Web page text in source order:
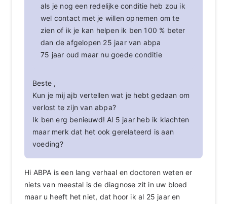
als je nog een redelijke conditie heb zou ik
wel contact met je willen opnemen om te
zien of ik je kan helpen ik ben 100 % beter
dan de afgelopen 25 jaar van abpa
75 jaar oud maar nu goede conditie
Beste ,
Kun je mij ajb vertellen wat je hebt gedaan om
verlost te zijn van abpa?
Ik ben erg benieuwd! Al 5 jaar heb ik klachten
maar merk dat het ook gerelateerd is aan
voeding?
Hi ABPA is een lang verhaal en doctoren weten er
niets van meestal is de diagnose zit in uw bloed
maar u heeft het niet, dat hoor ik al 25 jaar en